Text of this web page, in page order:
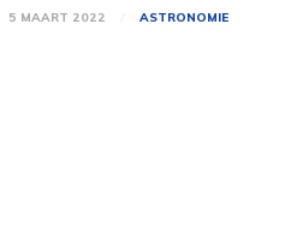
5 MAART 2022 ASTRONOMIE